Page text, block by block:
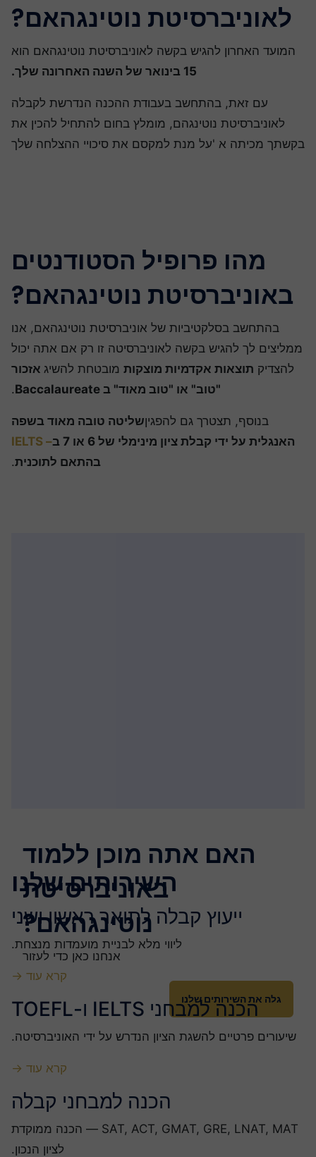
לאוניברסיטת נוטינגהאם?
המועד האחרון להגיש בקשה לאוניברסיטת נוטינגהאם הוא
עם זאת, בהתחשב בעבודת ההכנה הנדרשת לקבלה
לאוניברסיטת נוטינגהם, מומלץ בחום להתחיל להכין את
מכיתה א 'על מנת למקסם את סיכויי ההצלחה שלך
מהו פרופיל הסטודנטים
באוניברסיטת נוטינגהאם?
בהתחשב בסלקטיביות של אוניברסיטת נוטינגהאם, אנו
לך להגיש בקשה לאוניברסיטה זו רק אם אתה יכול
להצדיקתוצאות אקדמיות מוצקותמובטחת להשיגאזכור
"טוב" או "טוב מאוד" ב Baccalaureate
.
בנוסף, תצטרך גם להפגיןשליטה טובה מאוד בשפה
האנגלית על ידי קבלת ציון מינימלי של 6 או 7 ב
– IELTS
בהתאם לתוכנית.
האם אתה מוכן ללמוד
באוניברסיטת
נוטינגהאם?
אנחנו כאן כדי לעזור
גלה את השירותים שלנו
השירותים שלנו
ייעוץ קבלה לתואר ראשון ושני
ליווי מלא לבניית מועמדות מנצחת.
קרא עוד →
הכנה למבחני IELTS ו-TOEFL
שיעורים פרטיים להשגת הציון הנדרש על ידי האוניברסיטה.
קרא עוד →
הכנה למבחני קבלה
SAT, ACT, GMAT, GRE, LNAT, MAT — הכנה ממוקדת
לציון הנכון.